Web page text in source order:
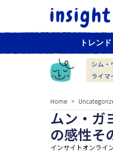
トレンド
シム・
ライマ
Home
ムン・ガ
の感性そ
インサイトオンライ